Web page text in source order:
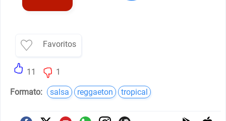
Favoritos
11 1
Formato: salsa reggaeton tropical